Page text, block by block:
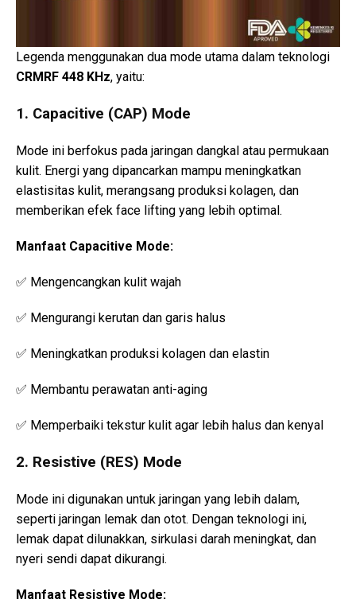
Legenda menggunakan dua mode utama dalam teknologi
CRMRF 448 KHz, yaitu:
1. Capacitive (CAP) Mode
Mode ini berfokus pada jaringan dangkal atau permukaan
kulit. Energi yang dipancarkan mampu meningkatkan
elastisitas kulit, merangsang produksi kolagen, dan
memberikan efek face lifting yang lebih optimal.
Manfaat Capacitive Mode:
✅ Mengencangkan kulit wajah
✅ Mengurangi kerutan dan garis halus
✅ Meningkatkan produksi kolagen dan elastin
✅ Membantu perawatan anti-aging
✅ Memperbaiki tekstur kulit agar lebih halus dan kenyal
2. Resistive (RES) Mode
Mode ini digunakan untuk jaringan yang lebih dalam,
seperti jaringan lemak dan otot. Dengan teknologi ini,
lemak dapat dilunakkan, sirkulasi darah meningkat, dan
nyeri sendi dapat dikurangi.
Manfaat Resistive Mode: